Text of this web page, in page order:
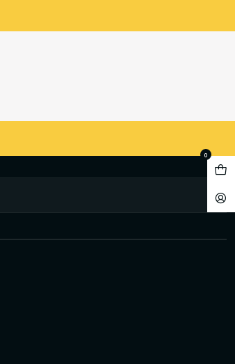
0
CLARO AF